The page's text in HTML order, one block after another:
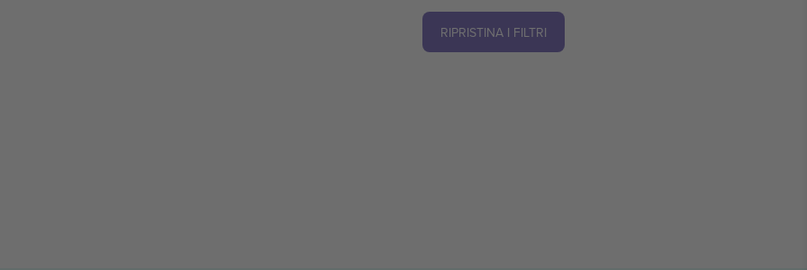
RIPRISTINA I FILTRI